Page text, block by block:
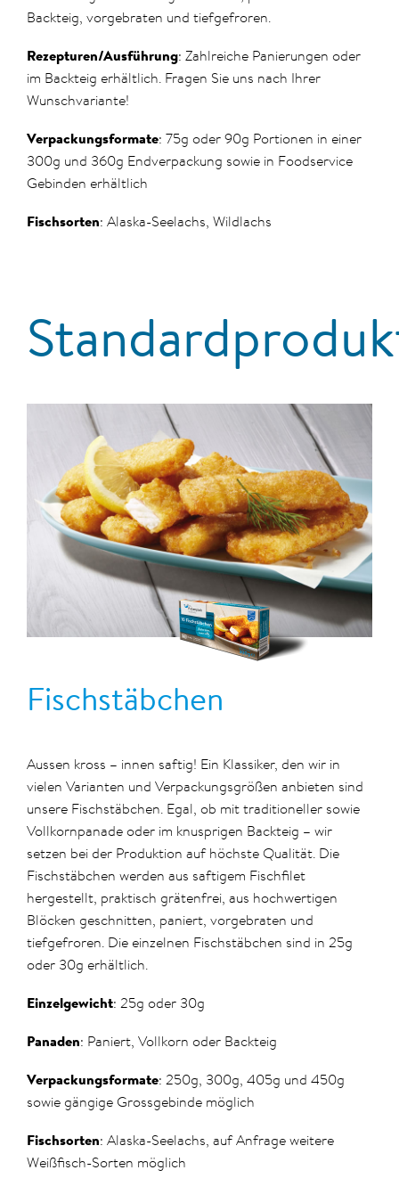
Backteig, vorgebraten und tiefgefroren.
Rezepturen/Ausführung: Zahlreiche Panierungen oder
im Backteig erhältlich. Fragen Sie uns nach Ihrer
Wunschvariante!
Verpackungsformate: 75g oder 90g Portionen in einer
300g und 360g Endverpackung sowie in Foodservice
Gebinden erhältlich
Fischsorten: Alaska-Seelachs, Wildlachs
Fischstäbchen
Aussen kross – innen saftig! Ein Klassiker, den wir in
vielen Varianten und Verpackungsgrößen anbieten sind
unsere Fischstäbchen. Egal, ob mit traditioneller sowie
Vollkornpanade oder im knusprigen Backteig – wir
setzen bei der Produktion auf höchste Qualität. Die
Fischstäbchen werden aus saftigem Fischfilet
hergestellt, praktisch grätenfrei, aus hochwertigen
Blöcken geschnitten, paniert, vorgebraten und
tiefgefroren. Die einzelnen Fischstäbchen sind in 25g
oder 30g erhältlich.
Einzelgewicht: 25g oder 30g
Panaden: Paniert, Vollkorn oder Backteig
Verpackungsformate: 250g, 300g, 405g und 450g
sowie gängige Grossgebinde möglich
Fischsorten: Alaska-Seelachs, auf Anfrage weitere
Weißfisch-Sorten möglich